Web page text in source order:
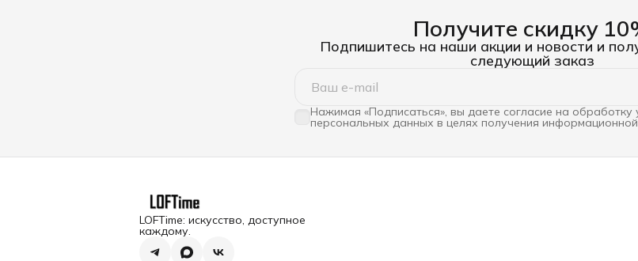
Получите скидку
Подпишитесь на наши акции и новости и
следующий заказ
Нажимая «Подписаться», вы даете согласие на обработку
персональных данных в целях получения
LOFTime: искусство, доступное
каждому.